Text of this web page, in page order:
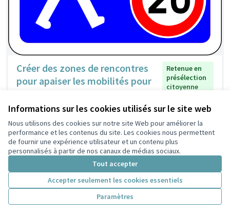
Informations sur les cookies utilisés sur le site web
Nous utilisons des cookies sur notre site Web pour améliorer la
performance et les contenus du site. Les cookies nous permettent
de fournir une expérience utilisateur et un contenu plus
personnalisés à partir de nos canaux de médias sociaux.
Tout accepter
Accepter seulement les cookies essentiels
Paramètres
Créer des zones de rencontres
pour apaiser les mobilités pour
Retenue en
présélection
citoyenne
Lamfou 2 0